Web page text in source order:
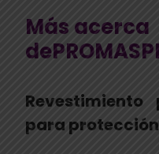
Más acerca
para